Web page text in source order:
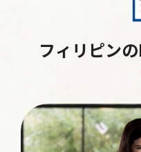
フィリピン